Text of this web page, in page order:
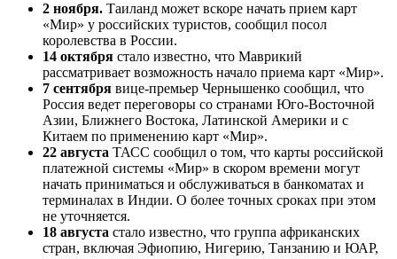
2 ноября. Таиланд может вскоре начать прием карт
«Мир» у российских туристов, сообщил посол
королевства в России.
14 октября стало известно, что Маврикий
рассматривает возможность начало приема карт «Мир».
7 сентября вице-премьер Чернышенко сообщил, что
Россия ведет переговоры со странами Юго-Восточной
Азии, Ближнего Востока, Латинской Америки и с
Китаем по применению карт «Мир».
22 августа ТАСС сообщил о том, что карты российской
платежной системы «Мир» в скором времени могут
начать приниматься и обслуживаться в банкоматах и
терминалах в Индии. О более точных сроках при этом
не уточняется.
18 августа стало известно, что группа африканских
стран, включая Эфиопию, Нигерию, Танзанию и ЮАР,